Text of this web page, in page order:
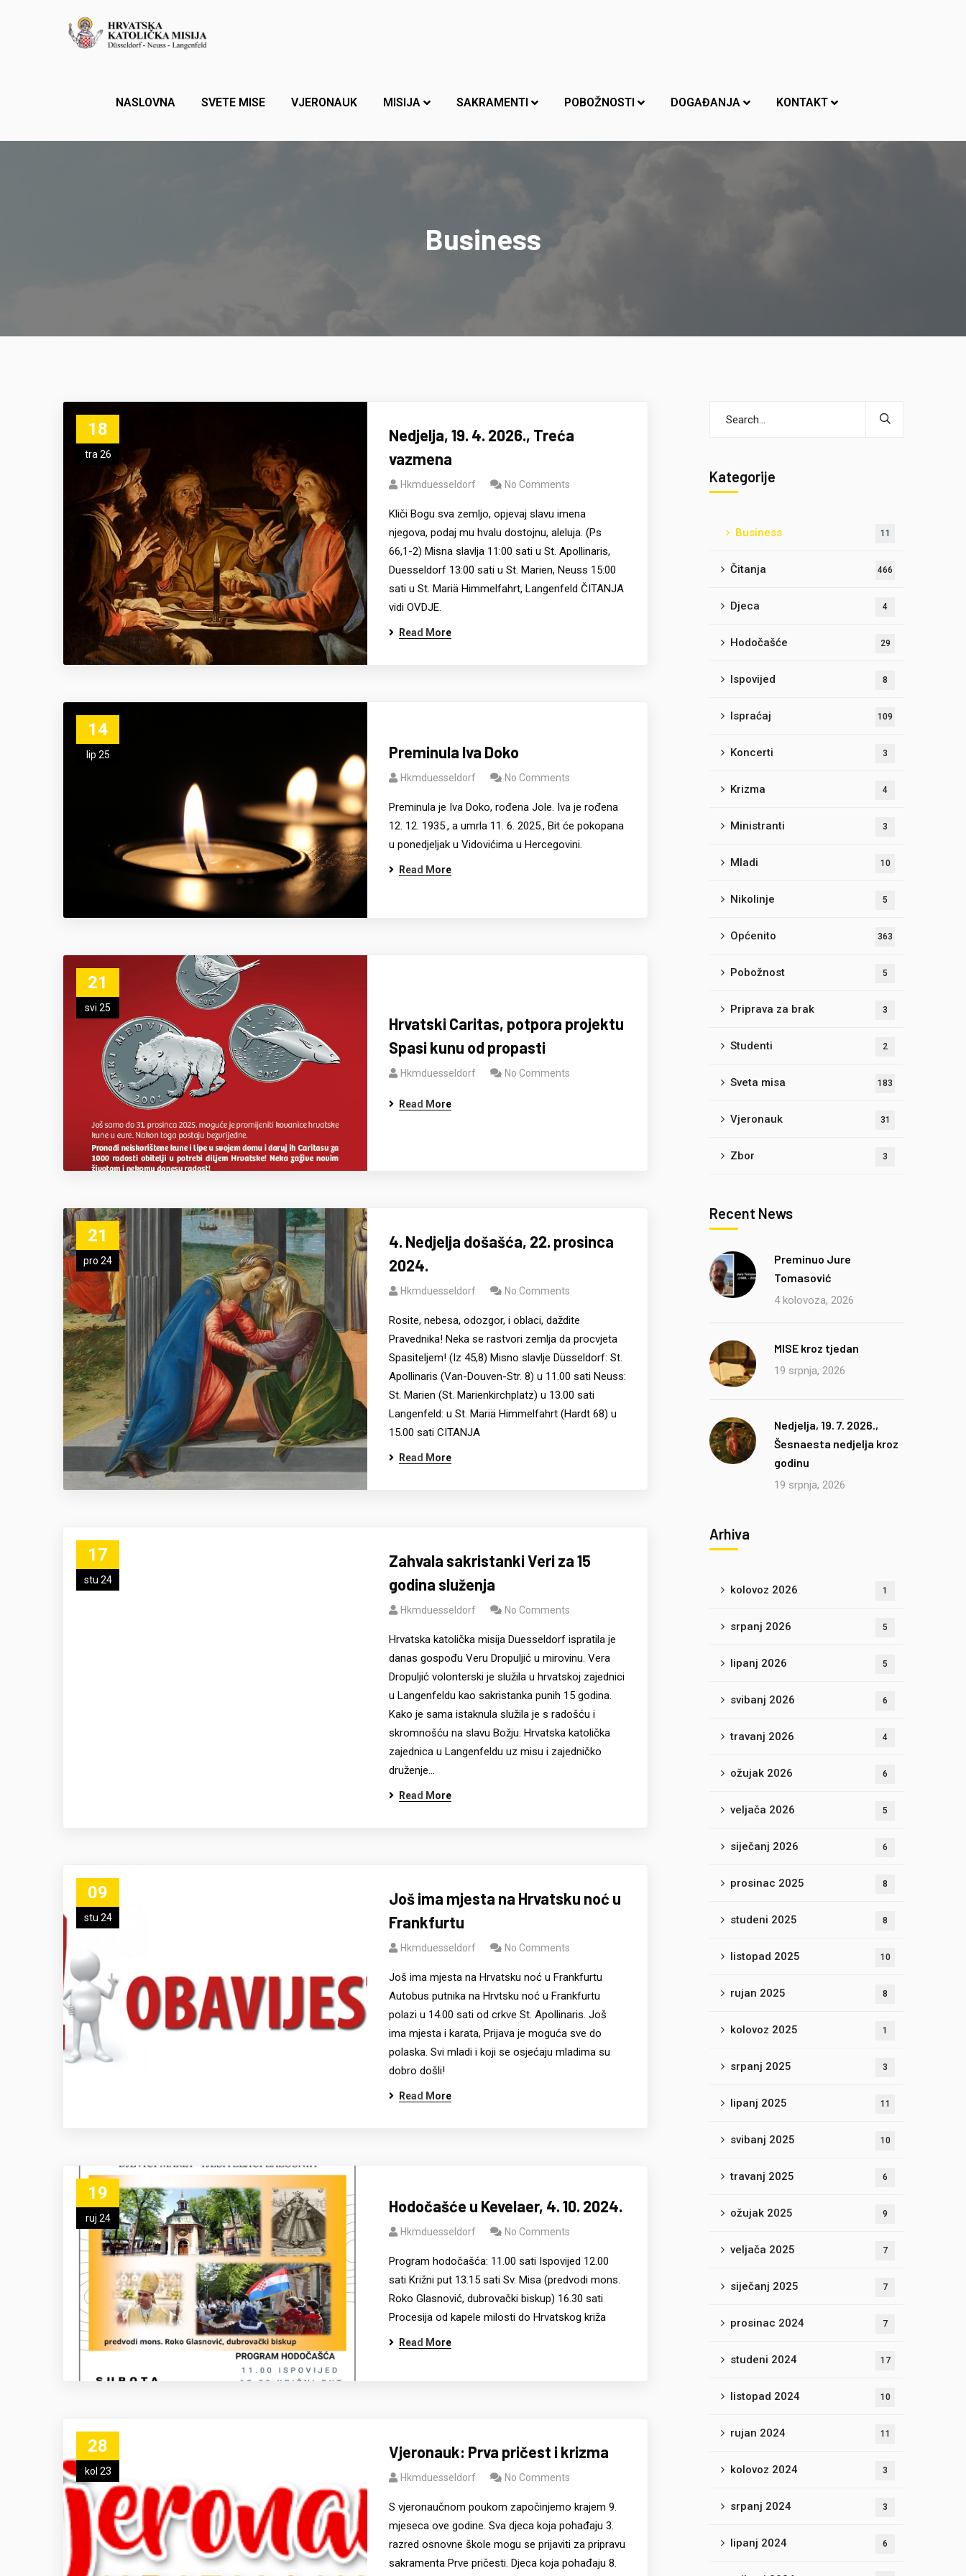
NASLOVNA SVETE MISE VJERONAUK MISIJA SAKRAMENTI POBOŽNOSTI DOGAĐANJA KONTAKT
Business
18
tra 26
Nedjelja, 19. 4. 2026., Treća
vazmena
Hkmduesseldorf No Comments
Kliči Bogu sva zemljo, opjevaj slavu imena
njegova, podaj mu hvalu dostojnu, aleluja. (Ps
66,1-2) Misna slavlja 11:00 sati u St. Apollinaris,
Duesseldorf 13:00 sati u St. Marien, Neuss 15:00
sati u St. Mariä Himmelfahrt, Langenfeld ČITANJA
vidi OVDJE.
Read More
14
lip 25 Preminula Iva Doko
Hkmduesseldorf No Comments
Preminula je Iva Doko, rođena Jole. Iva je rođena
12. 12. 1935., a umrla 11. 6. 2025., Bit će pokopana
u ponedjeljak u Vidovićima u Hercegovini.
Read More
21
svi 25
Hrvatski Caritas, potpora projektu
Spasi kunu od propasti
Hkmduesseldorf No Comments
Read More
21
pro 24
4. Nedjelja došašća, 22. prosinca
2024.
Hkmduesseldorf No Comments
Rosite, nebesa, odozgor, i oblaci, daždite
Pravednika! Neka se rastvori zemlja da procvjeta
Spasiteljem! (Iz 45,8) Misno slavlje Düsseldorf: St.
Apollinaris (Van-Douven-Str. 8) u 11.00 sati Neuss:
St. Marien (St. Marienkirchplatz) u 13.00 sati
Langenfeld: u St. Mariä Himmelfahrt (Hardt 68) u
15.00 sati CITANJA
Read More
17
stu 24
Zahvala sakristanki Veri za 15
godina služenja
Hkmduesseldorf No Comments
Hrvatska katolička misija Duesseldorf ispratila je
danas gospođu Veru Dropuljić u mirovinu. Vera
Dropuljić volonterski je služila u hrvatskoj zajednici
u Langenfeldu kao sakristanka punih 15 godina.
Kako je sama istaknula služila je s radošću i
skromnošću na slavu Božju. Hrvatska katolička
zajednica u Langenfeldu uz misu i zajedničko
druženje…
Read More
09
stu 24
Još ima mjesta na Hrvatsku noć u
Frankfurtu
Hkmduesseldorf No Comments
Još ima mjesta na Hrvatsku noć u Frankfurtu
Autobus putnika na Hrvtsku noć u Frankfurtu
polazi u 14.00 sati od crkve St. Apollinaris. Još
ima mjesta i karata, Prijava je moguća sve do
polaska. Svi mladi i koji se osjećaju mladima su
dobro došli!
Read More
19
ruj 24
Hodočašće u Kevelaer, 4. 10. 2024.
Hkmduesseldorf No Comments
Program hodočašća: 11.00 sati Ispovijed 12.00
sati Križni put 13.15 sati Sv. Misa (predvodi mons.
Roko Glasnović, dubrovački biskup) 16.30 sati
Procesija od kapele milosti do Hrvatskog križa
Read More
28
kol 23
Vjeronauk: Prva pričest i krizma
Hkmduesseldorf No Comments
S vjeronaučnom poukom započinjemo krajem 9.
mjeseca ove godine. Sva djeca koja pohađaju 3.
razred osnovne škole mogu se prijaviti za pripravu
sakramenta Prve pričesti. Djeca koja pohađaju 8.
Kategorije
Business 11
Čitanja 466
Djeca 4
Hodočašće 29
Ispovijed 8
Ispraćaj 109
Koncerti 3
Krizma 4
Ministranti 3
Mladi 10
Nikolinje 5
Općenito 363
Pobožnost 5
Priprava za brak 3
Studenti 2
Sveta misa 183
Vjeronauk 31
Zbor 3
Recent News
Preminuo Jure
Tomasović
4 kolovoza, 2026
MISE kroz tjedan
19 srpnja, 2026
Nedjelja, 19. 7. 2026.,
Šesnaesta nedjelja kroz
godinu
19 srpnja, 2026
Arhiva
kolovoz 2026 1
srpanj 2026 5
lipanj 2026 5
svibanj 2026 6
travanj 2026 4
ožujak 2026 6
veljača 2026 5
siječanj 2026 6
prosinac 2025 8
studeni 2025 8
listopad 2025 10
rujan 2025 8
kolovoz 2025 1
srpanj 2025 3
lipanj 2025 11
svibanj 2025 10
travanj 2025 6
ožujak 2025 9
veljača 2025 7
siječanj 2025 7
prosinac 2024 7
studeni 2024 17
listopad 2024 10
rujan 2024 11
kolovoz 2024 3
srpanj 2024 3
lipanj 2024 6